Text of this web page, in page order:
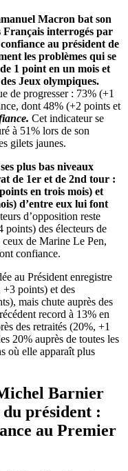
Macron bat son
Français interrogés par
au président de
les problèmes qui se
1 point en un mois et
Jeux olympiques.
de progresser : 73% (+1
dont 48% (+2 points et
Cet indicateur se
à 51% lors de son
gilets jaunes.
plus bas niveaux
de 1er et de 2nd tour :
en trois mois) et
d’entre eux lui font
d’opposition reste
points) des électeurs de
de Marine Le Pen,
confiance.
au Président enregistre
+3 points) et des
mais chute auprès des
record à 13% en
des retraités (20%, +1
20% auprès de toutes les
où elle apparaît plus
Barnier
président :
au Premier